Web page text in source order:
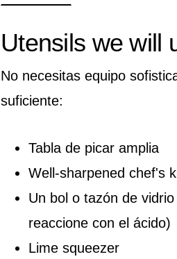
Utensils we will
No necesitas equipo
suficiente:
Tabla de picar amplia
Well-sharpened chef's
Un bol o tazón de
reaccione con el ácido)
Lime squeezer